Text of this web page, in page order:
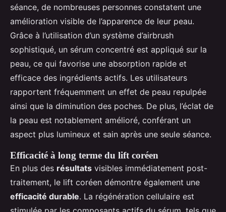
séance, de nombreuses personnes constatent une
amélioration visible de l’apparence de leur peau.
Grâce à l’utilisation d’un système d’airbrush
sophistiqué, un sérum concentré est appliqué sur la
peau, ce qui favorise une absorption rapide et
efficace des ingrédients actifs. Les utilisateurs
rapportent fréquemment un effet de peau repulpée
ainsi que la diminution des poches. De plus, l’éclat de
la peau est notablement amélioré, conférant un
aspect plus lumineux et sain après une seule séance.
Efficacité à long terme du lift coréen
En plus des résultats visibles immédiatement post-
traitement, le lift coréen démontre également une
efficacité durable. La régénération cellulaire est